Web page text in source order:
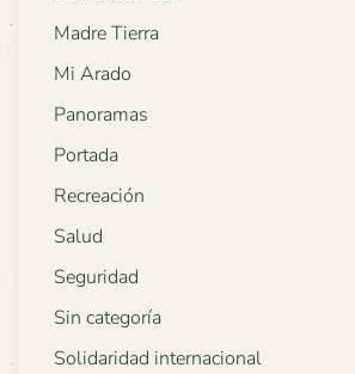
Madre Tierra
Mi Arado
Panoramas
Portada
Recreación
Salud
Seguridad
Sin categoría
Solidaridad internacional